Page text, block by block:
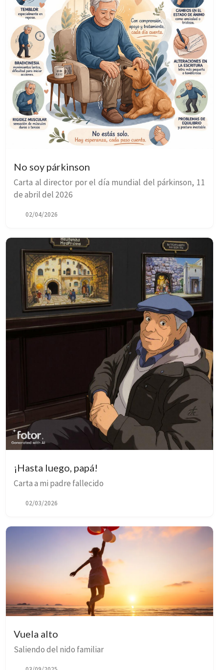
No soy párkinson
Carta al director por el día mundial del párkinson, 11
de abril del 2026
02/04/2026
¡Hasta luego, papá!
Carta a mi padre fallecido
02/03/2026
Vuela alto
Saliendo del nido familiar